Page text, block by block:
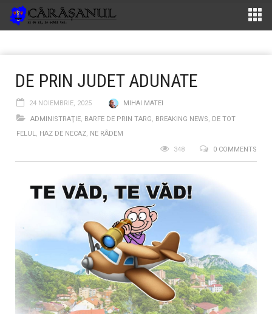
DE PRIN JUDET ADUNATE
24 NOIEMBRIE, 2025
MIHAI MATEI
ADMINISTRAŢIE, BARFE DE PRIN TARG, BREAKING NEWS, DE TOT
FELUL, HAZ DE NECAZ, NE RÂDEM
0 COMMENTS
348